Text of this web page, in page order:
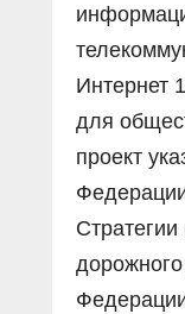
Интернет
для
проект